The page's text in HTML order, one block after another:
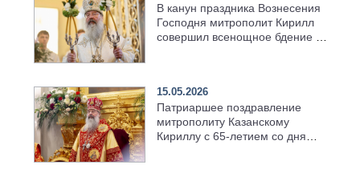
В канун праздника Вознесения
Господня митрополит Кирилл
совершил всенощное бдение в
15.05.2026
Патриаршее поздравление
митрополиту Казанскому
Кириллу с 65-летием со дня